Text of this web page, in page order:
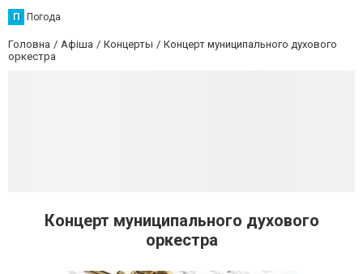
П Погода
Головна Афіша Концерты
Концерт муниципального духового
оркестра
Концерт муниципального духового
оркестра